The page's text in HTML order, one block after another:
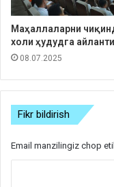
Маҳаллаларни
холи ҳудудга
08.07.2025
Fikr bildirish
Email manzilingiz chop